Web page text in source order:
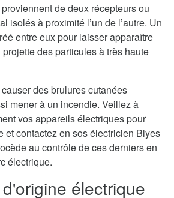
de deux récepteurs ou
isolés à proximité l’un de l’autre. Un
entre eux pour laisser apparaître
des particules à très haute
causer des brulures cutanées
mener à un incendie. Veillez à
vos appareils électriques pour
et contactez en sos électricien Blyes
au contrôle de ces derniers en
électrique.
électrique